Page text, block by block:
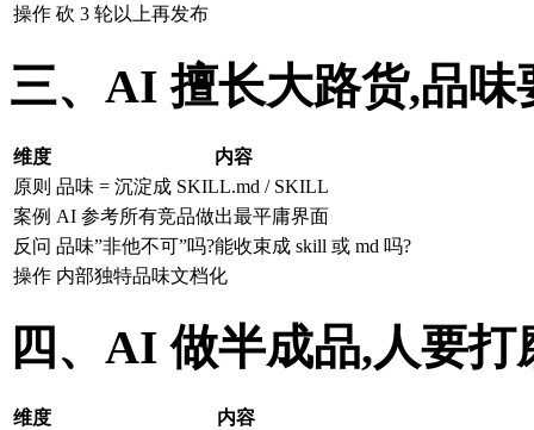
操作 砍 3 轮以上再发布
三、AI 擅长大路货,品味
维度
内容
原则 品味 = 沉淀成 SKILL.md / SKILL
案例 AI 参考所有竞品做出最平庸界面
反问 品味”非他不可”吗?能收束成 skill 或 md 吗?
操作 内部独特品味文档化
四、AI 做半成品,人要打
维度
内容